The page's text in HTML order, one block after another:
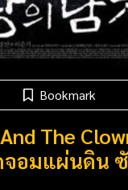
Bookmark
The
อมแผ่นดิน